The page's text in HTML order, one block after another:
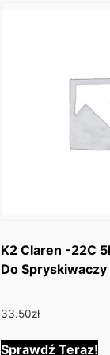
K2 Claren -22C
Do
33.50zł
Sprawdź Teraz!